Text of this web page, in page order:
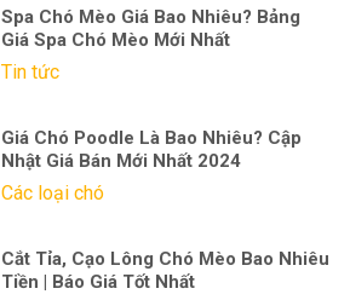
Spa Chó Mèo Giá Bao Nhiêu? Bảng
Giá Spa Chó Mèo Mới Nhất
Tin tức
Giá Chó Poodle Là Bao Nhiêu? Cập
Nhật Giá Bán Mới Nhất 2024
Các loại chó
Cắt Tỉa, Cạo Lông Chó Mèo Bao Nhiêu
Tiền | Báo Giá Tốt Nhất